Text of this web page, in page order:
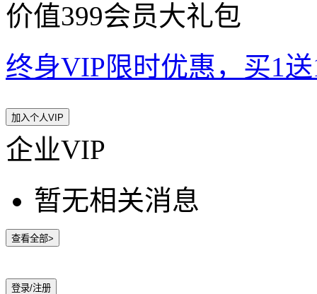
价值399会员大礼包
终身VIP限时优惠，买1
加入个人VIP
企业VIP
暂无相关消息
查看全部>
登录/注册